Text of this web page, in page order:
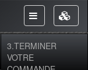
3.TERMINER
VOTRE